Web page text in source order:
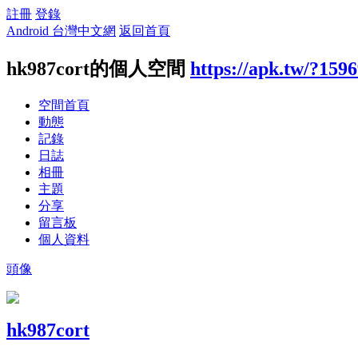
註冊 登錄
Android 台灣中文網 返回首頁
hk987cort的個人空間 https://apk.tw/
空間首頁
動態
記錄
日誌
相冊
主題
分享
留言板
個人資料
頭像
hk987cort